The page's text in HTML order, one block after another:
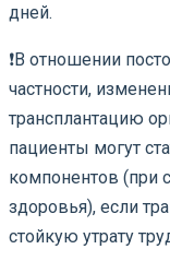
дней.
❗️В отношении
частности,
трансплантацию
пациенты могут
компонентов (при
здоровья), если
стойкую утрату